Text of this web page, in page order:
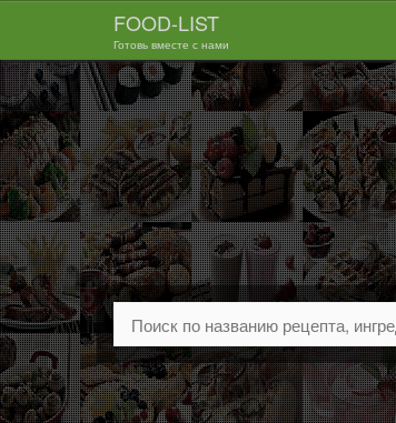
FOOD-LIST
Готовь вместе с нами